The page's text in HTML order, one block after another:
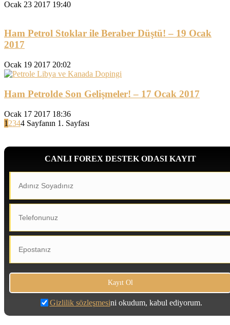
Ocak 23 2017 19:40
Ham Petrol Stoklar ile Beraber Düştü! – 19 Ocak
2017
Ocak 19 2017 20:02
Ham Petrolde Son Gelişmeler! – 17 Ocak 2017
Ocak 17 2017 18:36
1 2344 Sayfanın 1. Sayfası
CANLI FOREX DESTEK ODASI KAYIT
Gizlilik sözleşmesini okudum, kabul ediyorum.